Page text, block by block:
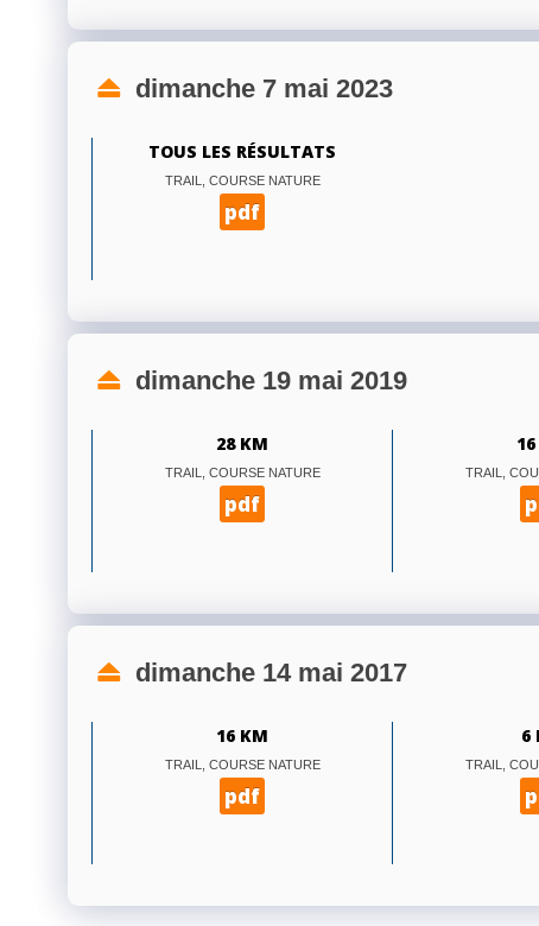
dimanche 7 mai 2023
TOUS LES RÉSULTATS
TRAIL, COURSE NATURE
pdf
dimanche 19 mai 2019
28 KM
TRAIL, COURSE NATURE
pdf
TRAIL,
dimanche 14 mai 2017
16 KM
TRAIL, COURSE NATURE
pdf
6
TRAIL,